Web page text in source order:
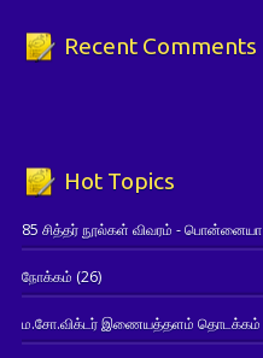
Recent Comments
Hot Topics
85 சித்தர் நூல்கள் விவரம் - பொன்னையா
நோக்கம் (26)
ம.சோ.விக்டர் இணையத்தளம் தொடக்கம்